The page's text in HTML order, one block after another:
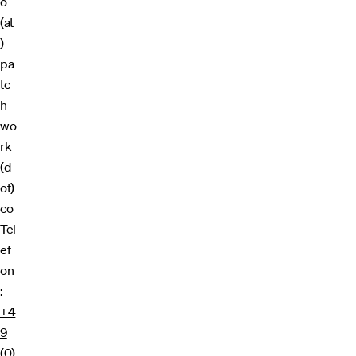
(at
)
pa
tc
h-
wo
rk
(d
ot)
co
Tel
ef
on
:
+4
9